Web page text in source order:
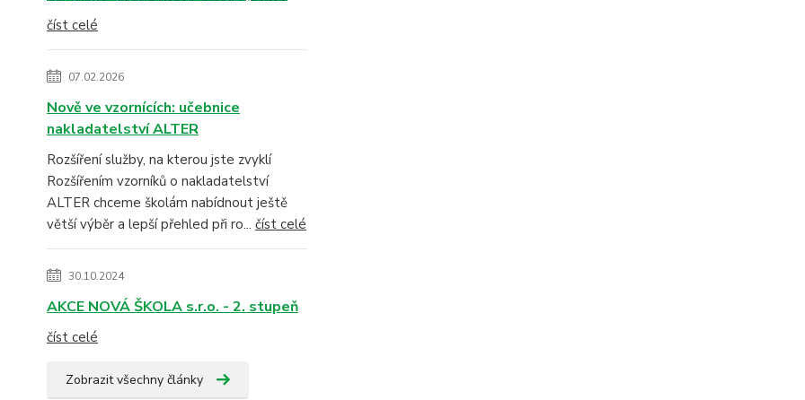
číst celé
07.02.2026
Nově ve vzornících: učebnice
nakladatelství ALTER
Rozšíření služby, na kterou jste zvyklí
Rozšířením vzorníků o nakladatelství
ALTER chceme školám nabídnout ještě
větší výběr a lepší přehled při ro... číst celé
30.10.2024
AKCE NOVÁ ŠKOLA s.r.o. - 2. stupeň
číst celé
Zobrazit všechny články